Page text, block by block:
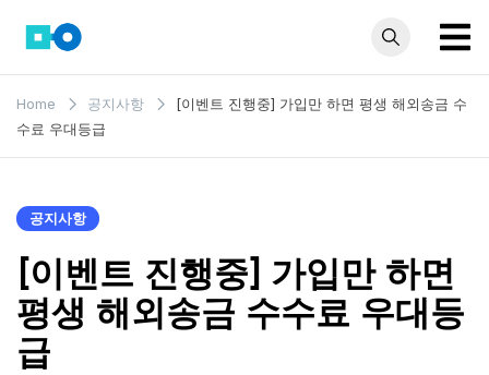
content
모인 해
외송금
까지 꼭 알아야 할
Home 공지사항
[이벤트 진행중] 가입만 하면 평생 해외송금 수
수료 우대등급
공지사항
[이벤트 진행중] 가입만 하면
평생 해외송금 수수료 우대등
급